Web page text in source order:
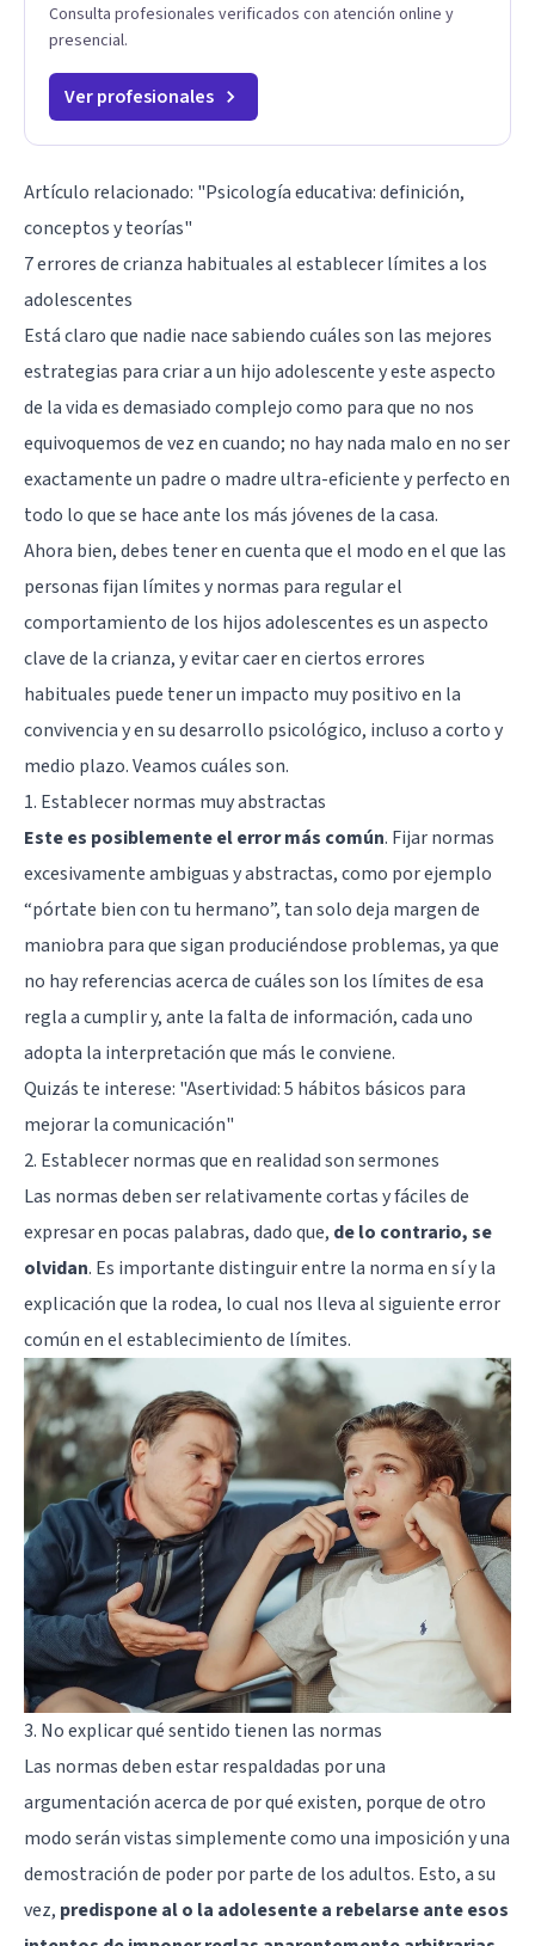
Consulta profesionales verificados con atención online y
presencial.
Ver profesionales
Artículo relacionado: "Psicología educativa: definición,
conceptos y teorías"
7 errores de crianza habituales al establecer límites a los
adolescentes
Está claro que nadie nace sabiendo cuáles son las mejores
estrategias para criar a un hijo adolescente y este aspecto
de la vida es demasiado complejo como para que no nos
equivoquemos de vez en cuando; no hay nada malo en no ser
exactamente un padre o madre ultra-eficiente y perfecto en
todo lo que se hace ante los más jóvenes de la casa.
Ahora bien, debes tener en cuenta que el modo en el que las
personas fijan límites y normas para regular el
comportamiento de los hijos adolescentes es un aspecto
clave de la crianza, y evitar caer en ciertos errores
habituales puede tener un impacto muy positivo en la
convivencia y en su desarrollo psicológico, incluso a corto y
medio plazo. Veamos cuáles son.
1. Establecer normas muy abstractas
Este es posiblemente el error más común. Fijar normas
excesivamente ambiguas y abstractas, como por ejemplo
“pórtate bien con tu hermano”, tan solo deja margen de
maniobra para que sigan produciéndose problemas, ya que
no hay referencias acerca de cuáles son los límites de esa
regla a cumplir y, ante la falta de información, cada uno
adopta la interpretación que más le conviene.
Quizás te interese: "Asertividad: 5 hábitos básicos para
mejorar la comunicación"
2. Establecer normas que en realidad son sermones
Las normas deben ser relativamente cortas y fáciles de
expresar en pocas palabras, dado que, de lo contrario, se
olvidan. Es importante distinguir entre la norma en sí y la
explicación que la rodea, lo cual nos lleva al siguiente error
común en el establecimiento de límites.
3. No explicar qué sentido tienen las normas
Las normas deben estar respaldadas por una
argumentación acerca de por qué existen, porque de otro
modo serán vistas simplemente como una imposición y una
demostración de poder por parte de los adultos. Esto, a su
vez, predispone al o la adolesente a rebelarse ante esos